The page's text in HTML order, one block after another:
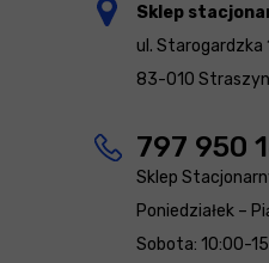
Sklep
ul. Starogardzka
83-010 Straszyn
797 950
Sklep
Poniedziałek –
Sobota: 10:00-